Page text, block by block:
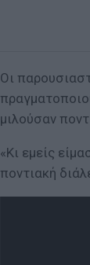
Οι
μιλούσαν
«Κι εμείς
ποντιακή